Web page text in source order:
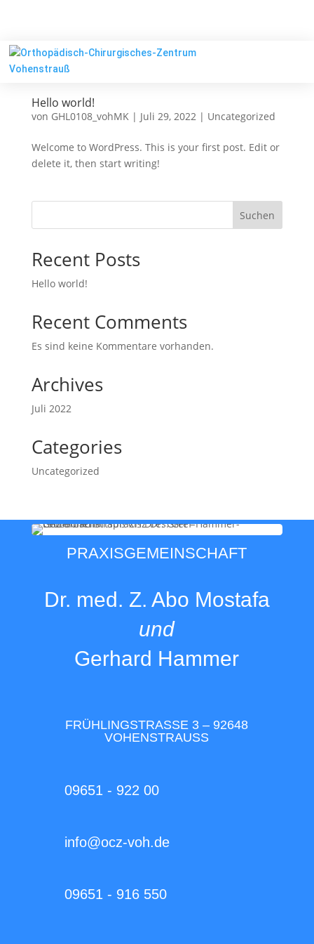
Hello world!
von GHL0108_vohMK| Juli 29, 2022| Uncategorized
Welcome to WordPress. This is your first post. Edit or
delete it, then start writing!
Suchen
Recent Posts
Hello world!
Recent Comments
Es sind keine Kommentare vorhanden.
Archives
Juli 2022
Categories
Uncategorized
PRAXISGEMEINSCHAFT
Dr. med. Z. Abo Mostafa
und
Gerhard Hammer
FRÜHLINGSTRASSE 3 – 92648 V
OHENSTRAUSS
09651 - 922 00
info@ocz-voh.de
09651 - 916 550